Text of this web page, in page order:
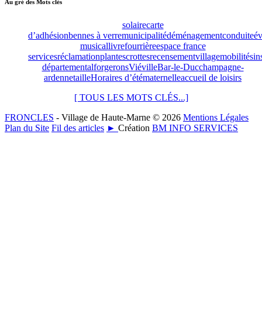
Au gré des Mots clés
solairecarte
d’adhésionbennes à verremunicipalitédéménagementconduite
musicallivrefourrièreespace france
servicesréclamationplantescrottesrecensementvillagemobilités
départementalforgeronsViévilleBar-le-Ducchampagne-
ardennetailleHoraires d’étématernelleaccueil de loisirs
[ TOUS LES MOTS CLÉS...]
FRONCLES - Village de Haute-Marne © 2026 Mentions Légales
Plan du Site Fil des articles ► Création BM INFO SERVICES